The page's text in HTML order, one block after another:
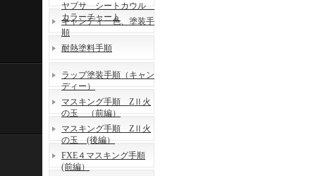
ヤブサ シートカウル
カラーチャート
キャンディー色、塗装手
順
耐熱塗料手順
ラップ塗装手順（キャン
ディー）
マスキング手順 ZⅡ火
の玉 （前編）
マスキング手順 ZⅡ火
の玉 (後編）
FXE４マスキング手順
(前編）